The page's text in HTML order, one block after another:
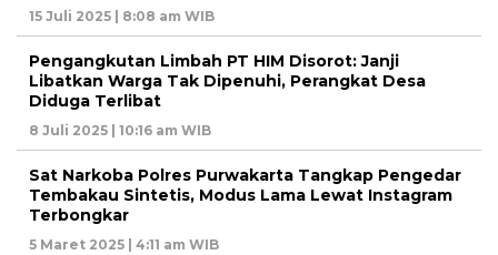
15 Juli 2025 | 8:08 am WIB
Pengangkutan Limbah PT HIM Disorot: Janji
Libatkan Warga Tak Dipenuhi, Perangkat Desa
Diduga Terlibat
8 Juli 2025 | 10:16 am WIB
Sat Narkoba Polres Purwakarta Tangkap Pengedar
Tembakau Sintetis, Modus Lama Lewat Instagram
Terbongkar
5 Maret 2025 | 4:11 am WIB